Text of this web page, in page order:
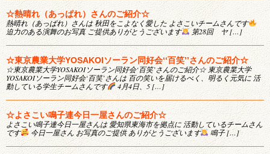
☆熱晴れ（あっぱれ）さんのご紹介☆
熱晴れ（あっぱれ）さんは 秋田をこよなく愛した よさこいチームさんです
迫力のある演舞のお写真 ご提供ありがとうございます
第28回 ヤ […]
☆東京農業大学YOSAKOIソーラン同好会‘‘百笑’’さんのご紹介☆
☆東京農業大学YOSAKOIソーラン同好会‘百笑’さんのご紹介☆ 東京農業大学
YOSAKOIソーラン同好会‘百笑’さんは 百の笑いを届けるべく、明るく元気に 活
動している学生チームさんです
4月4日、5 […]
☆よさこい鳴子連今日一屋さんのご紹介☆
よさこい鳴子連今日一屋さんは 愛知県東海市を拠点に 活動しているチームさん
です
今日一屋さん お写真のご提供 ありがとうございます 鳴子 […]